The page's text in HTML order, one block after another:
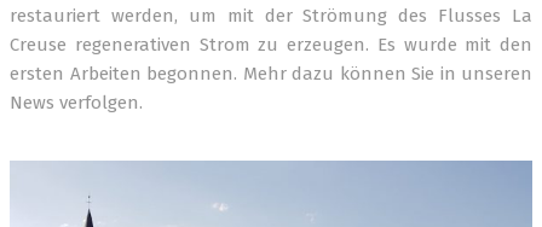
restauriert werden, um mit der Strömung des Flusses La
Creuse regenerativen Strom zu erzeugen. Es wurde mit den
ersten Arbeiten begonnen. Mehr dazu können Sie in unseren
News verfolgen.